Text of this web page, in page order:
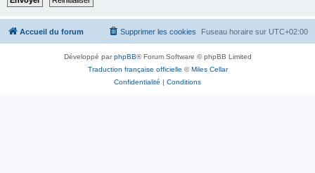
Accueil du forum Fuseau horaire sur UTC+02:00
Supprimer les cookies
Développé parphpBB® Forum Software © phpBB Limited
Traduction française officielle ©Miles Cellar
Confidentialité | Conditions